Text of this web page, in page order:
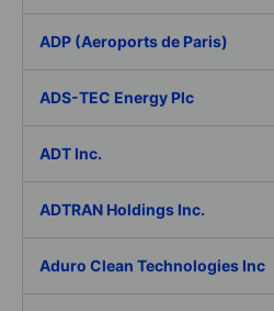
ADP (Aeroports de Paris)
ADS-TEC Energy Plc
ADT Inc.
ADTRAN Holdings Inc.
Aduro Clean Technologies Inc